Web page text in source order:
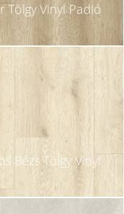
Tölgy Vinyl Padló
Bézs Tölgy Vinyl